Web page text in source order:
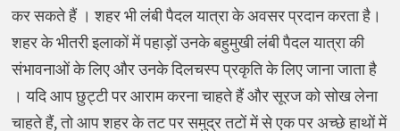
कर सकते हैं । शहर भी लंबी पैदल यात्रा के अवसर प्रदान करता है।
शहर के भीतरी इलाकों में पहाड़ों उनके बहुमुखी लंबी पैदल यात्रा की
संभावनाओं के लिए और उनके दिलचस्प प्रकृति के लिए जाना जाता है
। यदि आप छुट्टी पर आराम करना चाहते हैं और सूरज को सोख लेना
चाहते हैं, तो आप शहर के तट पर समुद्र तटों में से एक पर अच्छे हाथों में